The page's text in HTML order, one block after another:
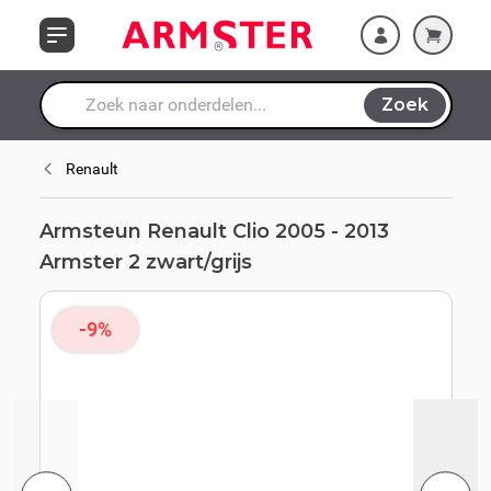
Waar ben je naar op zoek?
Zoek
Renault
Armsteun Renault Clio 2005 - 2013
Armster 2 zwart/grijs
-9%